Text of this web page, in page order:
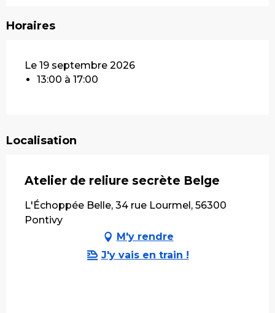
Horaires
Le 19 septembre 2026
13:00 à 17:00
Localisation
Atelier de reliure secrète Belge
L'Échoppée Belle, 34 rue Lourmel, 56300
Pontivy
M'y rendre
J'y vais en train !